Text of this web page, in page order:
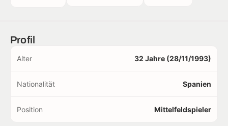
Profil
Alter 32 Jahre (28/11/1993)
Nationalität Spanien
Position Mittelfeldspieler